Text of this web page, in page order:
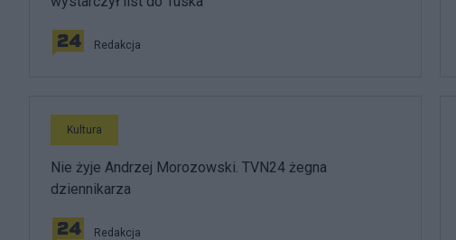
Redakcja
Kultura
Nie żyje Andrzej Morozowski. TVN24 żegna
dziennikarza
Redakcja